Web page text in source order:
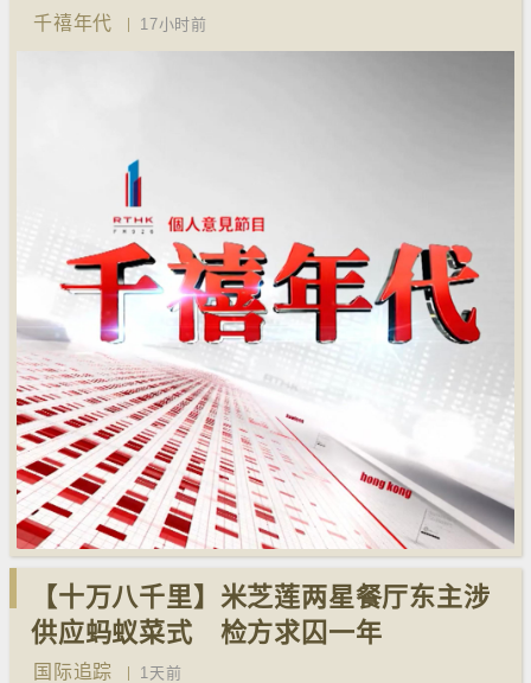
千禧年代 17小时前
【十万八千里】米芝莲两星餐厅东主涉
供应蚂蚁菜式 检方求囚一年
国际追踪 1天前